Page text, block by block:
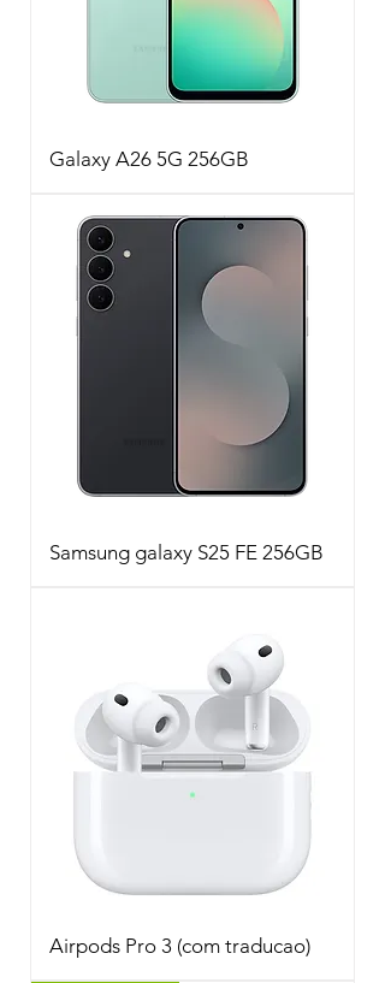
Galaxy A26 5G 256GB
Samsung galaxy S25 FE 256GB
Airpods Pro 3 (com traducao)